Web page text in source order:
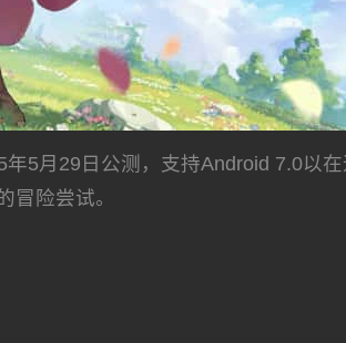
5月29日公测，支持Android 7.0以
冒险尝试。